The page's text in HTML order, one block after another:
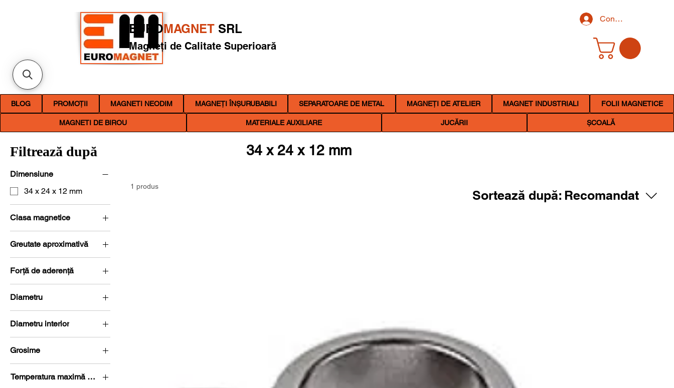
Conectează-te
EUROMAGNET SRL
Magneți de Calitate Superioară
BLOG PROMOȚII MAGNETI NEODIM MAGNEȚI ÎNȘURUBABILI SEPARATOARE DE METAL MAGNEȚI DE ATELIER MAGNET INDUSTRIALI FOLII MAGNETICE
MAGNETI DE BIROU MATERIALE AUXILIARE JUCĂRII ȘCOALĂ
Filtrează după
Dimensiune
34 x 24 x 12 mm
Clasa magnetice
N35
Greutate aproximativă
41,76 g
Forță de aderență
14,9 kg (146,17
Newton)
Diametru
Ø 30-35 mm
Diametru interior
ø 20-25 mm
Grosime
G 10-15 mm
Temperatura maximă de lucru
34 x 24 x 12 mm
1 produs
Sortează după: Recomandat